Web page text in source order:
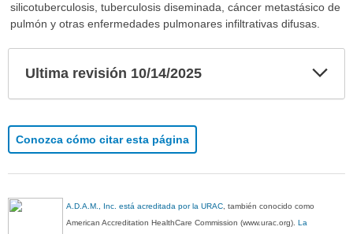
silicotuberculosis, tuberculosis diseminada, cáncer metastásico de
pulmón y otras enfermedades pulmonares infiltrativas difusas.
Ultima revisión 10/14/2025
Conozca cómo citar esta página
A.D.A.M., Inc. está acreditada por la URAC, también conocido como
American Accreditation HealthCare Commission (www.urac.org). La